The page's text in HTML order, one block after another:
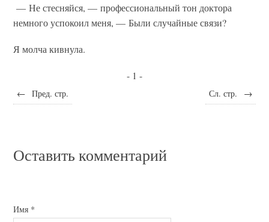
— Не стесняйся, — профессиональный тон доктора
немного успокоил меня, — Были случайные связи?
Я молча кивнула.
- 1 -
← Пред. стр. Сл. стр. →
Оставить комментарий
Имя *